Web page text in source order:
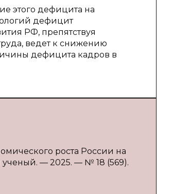
этого дефицита на
дефицит
РФ, препятствуя
ведет к снижению
дефицита кадров в
роста России на
ученый. — 2025. — № 18 (569).